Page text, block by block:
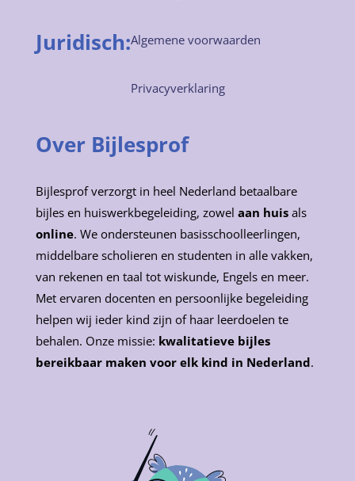
Juridisch:Algemene voorwaarden
Privacyverklaring
Over Bijlesprof
Bijlesprof verzorgt in heel Nederland betaalbare
bijles en huiswerkbegeleiding, zowel aan huisals
online. We ondersteunen basisschoolleerlingen,
middelbare scholieren en studenten in alle vakken,
van rekenen en taal tot wiskunde, Engels en meer.
Met ervaren docenten en persoonlijke begeleiding
helpen wij ieder kind zijn of haar leerdoelen te
behalen. Onze missie: kwalitatieve bijles
bereikbaar maken voor elk kind in Nederland.